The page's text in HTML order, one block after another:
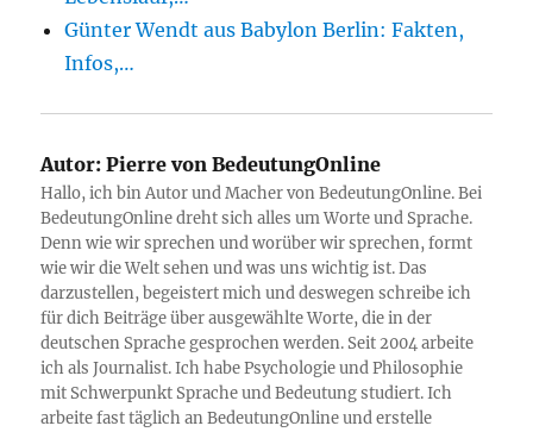
Günter Wendt aus Babylon Berlin: Fakten,
Infos,…
Autor: Pierre von BedeutungOnline
Hallo, ich bin Autor und Macher von BedeutungOnline. Bei
BedeutungOnline dreht sich alles um Worte und Sprache.
Denn wie wir sprechen und worüber wir sprechen, formt
wie wir die Welt sehen und was uns wichtig ist. Das
darzustellen, begeistert mich und deswegen schreibe ich
für dich Beiträge über ausgewählte Worte, die in der
deutschen Sprache gesprochen werden. Seit 2004 arbeite
ich als Journalist. Ich habe Psychologie und Philosophie
mit Schwerpunkt Sprache und Bedeutung studiert. Ich
arbeite fast täglich an BedeutungOnline und erstelle